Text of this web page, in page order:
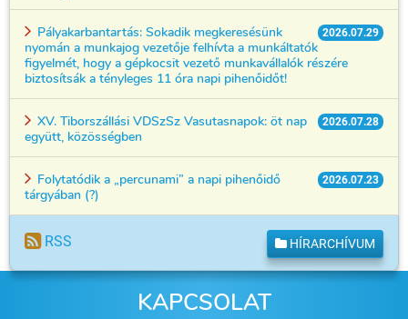
2026.07.29
Pályakarbantartás: Sokadik megkeresésünk
nyomán a munkajog vezetője felhívta a munkáltatók
figyelmét, hogy a gépkocsit vezető munkavállalók részére
biztosítsák a tényleges 11 óra napi pihenőidőt!
2026.07.28
XV. Tiborszállási VDSzSz Vasutasnapok: öt nap
együtt, közösségben
2026.07.23
Folytatódik a „percunami” a napi pihenőidő
tárgyában (?)
RSS HÍRARCHÍVUM
KAPCSOLAT